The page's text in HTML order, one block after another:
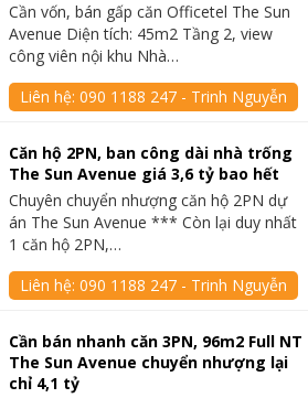
Cần vốn, bán gấp căn Officetel The Sun
Avenue Diện tích: 45m2 Tầng 2, view
công viên nội khu Nhà…
Liên hệ:090 1188 247 - Trinh Nguyễn
Căn hộ 2PN, ban công dài nhà trống
The Sun Avenue giá 3,6 tỷ bao hết
Chuyên chuyển nhượng căn hộ 2PN dự
án The Sun Avenue *** Còn lại duy nhất
1 căn hộ 2PN,…
Liên hệ:090 1188 247 - Trinh Nguyễn
Cần bán nhanh căn 3PN, 96m2 Full NT
The Sun Avenue chuyển nhượng lại
chỉ 4,1 tỷ